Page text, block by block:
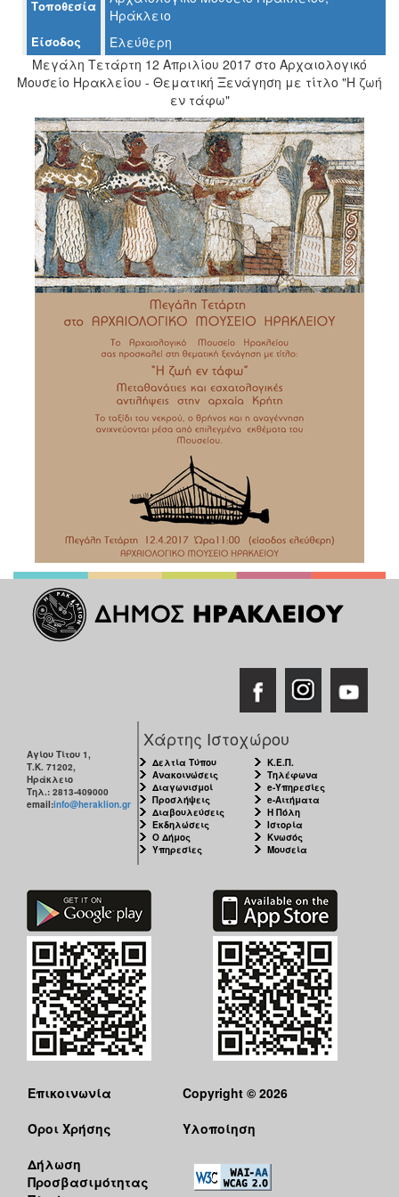
ΔΗΜΟΣ
ΠΟΛΙΤΙΣΜΟΣ
ΑΝΘΕΚΤΙΚΗ
ΠΟΛΗ
Τοποθεσία
Ηράκλειο
Είσοδος
Ελεύθερη
Μεγάλη Τετάρτη 12 Απριλίου 2017 στο Αρχαιολογικό
Μουσείο Ηρακλείου - Θεματική Ξενάγηση με τίτλο "Η ζωή
εν τάφω"
Αγίου Τίτου 1,
Τ.Κ. 71202,
Ηράκλειο
Τηλ.: 2813-409000
email:info@heraklion.gr
Χάρτης Ιστοχώρου
Δελτία Τύπου
Ανακοινώσεις
Διαγωνισμοί
Προσλήψεις
Διαβουλεύσεις
Εκδηλώσεις
Ο Δήμος
Υπηρεσίες
Κ.Ε.Π.
Τηλέφωνα
e-Υπηρεσίες
e-Αιτήματα
Η Πόλη
Ιστορία
Κνωσός
Μουσεία
Επικοινωνία
Όροι Χρήσης
Δήλωση
Προσβασιμότητας
Copyright © 2026
Υλοποίηση